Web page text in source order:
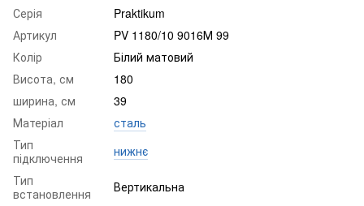
Серія
Praktikum
Артикул
PV 1180/10 9016М 99
Колір
Білий матовий
Висота, см
180
ширина, см
39
Матеріал
сталь
Тип
підключення
нижнє
Тип
встановлення
Вертикальна